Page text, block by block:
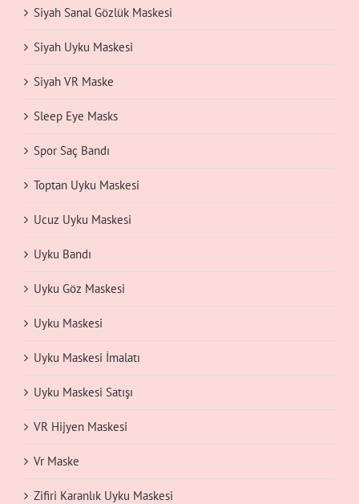
Siyah Sanal Gözlük Maskesi
Siyah Uyku Maskesi
Siyah VR Maske
Sleep Eye Masks
Spor Saç Bandı
Toptan Uyku Maskesi
Ucuz Uyku Maskesi
Uyku Bandı
Uyku Göz Maskesi
Uyku Maskesi
Uyku Maskesi İmalatı
Uyku Maskesi Satışı
VR Hijyen Maskesi
Vr Maske
Zifiri Karanlık Uyku Maskesi